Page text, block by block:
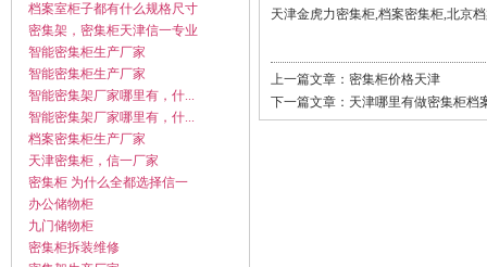
档案室柜子都有什么规格尺寸
密集架，密集柜天津信一专业
智能密集柜生产厂家
智能密集柜生产厂家
智能密集架厂家哪里有，什...
智能密集架厂家哪里有，什...
档案密集柜生产厂家
天津密集柜，信一厂家
密集柜 为什么全都选择信一
办公储物柜
九门储物柜
密集柜拆装维修
天津金虎力密集柜,档案密集柜,北京
上一篇文章： 密集柜价格天津
下一篇文章： 天津哪里有做密集柜档